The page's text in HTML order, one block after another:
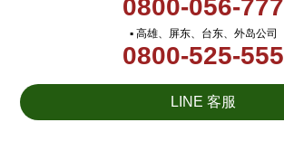
0800-056-777
▪ 高雄、屏东、台东、外岛公司
0800-525-555
LINE 客服